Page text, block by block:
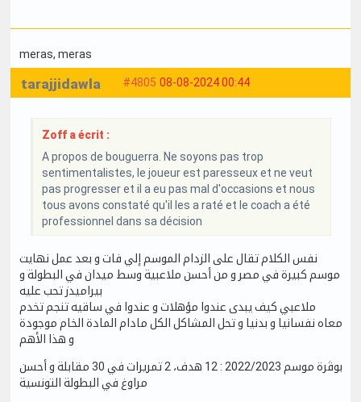
meras, meras
#4805 08-08-2024 00:44
tarajjidawla
Zoff a écrit :
A propos de bouguerra. Ne soyons pas trop
sentimentalistes, le joueur est paresseux et ne veut
pas progresser et il a eu pas mal d'occasions et nous
tous avons constaté qu'il les a raté et le coach a été
professionnel dans sa décision
نفس الكلام تقال على الزدام الموسم إلي فات و بعد عمل نهايت
موسم كبيرة في مصر و من أحسن ملاعبية وسط ميدان في البطولة و
بيراميدز تحب عليه
ملاعبي كيف يبدى عندوا مؤهلات و عندوا في ساقيه تنجم تخدم
معاه نفسانيا و بدنيا و تحل المشاكل الكل مادام المادة الخام موجودة
و هذا الأهم
بوڨرة موسم 2022/2023 : 12 هدف، 2 تمريرات في 30 مقابلة و أحسن
مراوغ في البطولة التونسية